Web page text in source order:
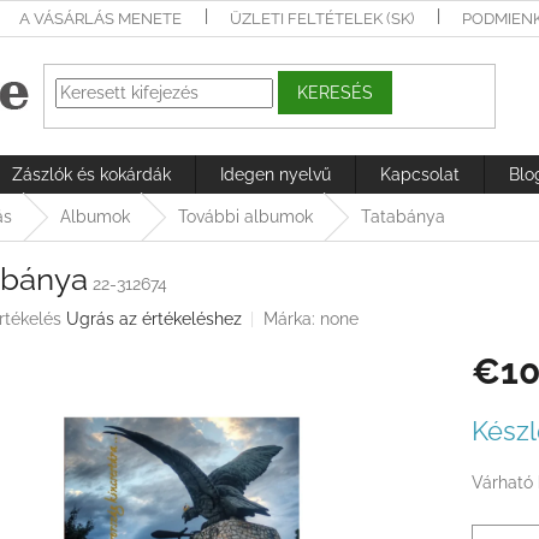
A VÁSÁRLÁS MENETE ÜZLETI FELTÉTELEK (SK)
KERESÉS
Zászlók és kokárdák Idegen nyelvű Kapcsolat
Albumok További albumok Tatabánya
22-312674
Ugrás az értékeléshez Márka: none
Várható